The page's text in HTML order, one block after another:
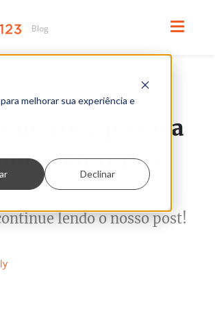
melhorar sua experiência e
Declinar
que você precisa
Domínios
lendo o nosso post!